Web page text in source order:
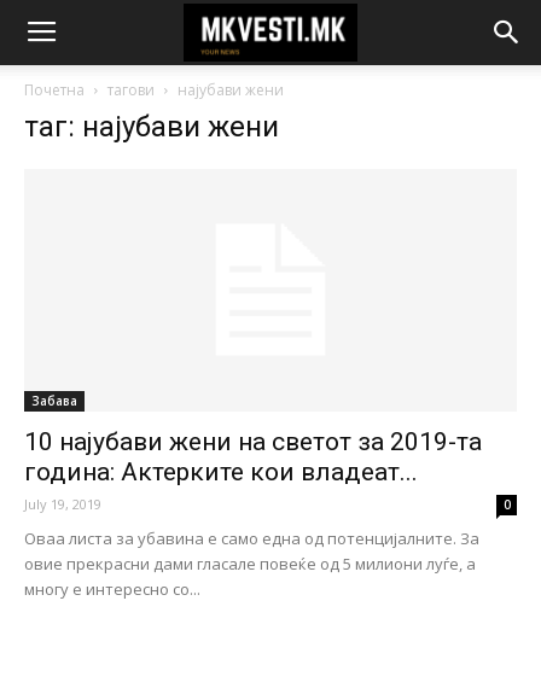
Почетна тагови најубави жени
таг: најубави жени
Забава
10 најубави жени на светот за 2019-та
година: Актерките кои владеат...
July 19, 2019 0
Оваа листа за убавина е само една од потенцијалните. За
овие прекрасни дами гласале повеќе од 5 милиони луѓе, а
многу е интересно со...